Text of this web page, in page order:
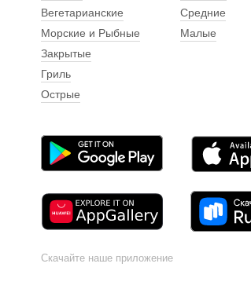
Вегетарианские
Морские и Рыбные
Закрытые
Гриль
Острые
Средние
Малые
Скачайте наше приложение